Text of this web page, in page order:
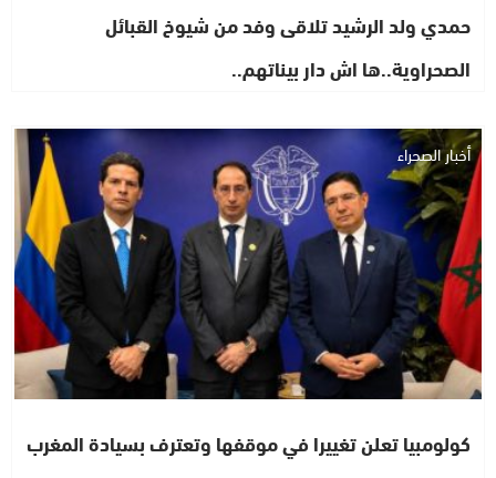
حمدي ولد الرشيد تلاقى وفد من شيوخ القبائل
الصحراوية..ها اش دار بيناتهم..
أخبار الصحراء
كولومبيا تعلن تغييرا في موقفها وتعترف بسيادة المغرب